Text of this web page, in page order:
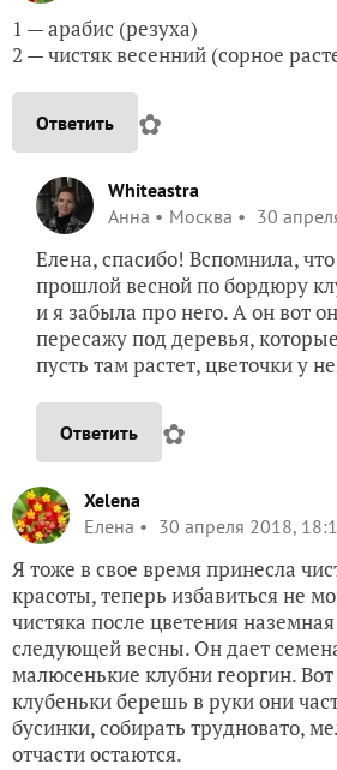
1 — арабис (резуха)
2 — чистяк весенний (сорное
Ответить ✿
Whiteastra
Анна
Москва 30
Елена, спасибо! Вспомнила,
прошлой весной по бордюру
и я забыла про него. А он вот
пересажу под деревья,
пусть там растет, цветочки у
Ответить ✿
Xelena
Елена
30 апреля 2018,
Я тоже в свое время принесла
красоты, теперь избавиться не
чистяка после цветения
следующей весны. Он дает
малюсенькие клубни георгин. Вот
клубеньки берешь в руки они
бусинки, собирать трудновато,
отчасти остаются.